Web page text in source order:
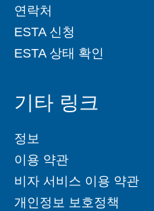
연락처
ESTA 신청
ESTA 상태 확인
기타 링크
정보
이용 약관
비자 서비스 이용 약관
개인정보 보호정책